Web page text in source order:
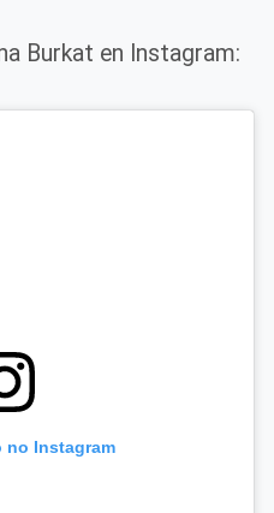
Burkat en Instagram:
no Instagram